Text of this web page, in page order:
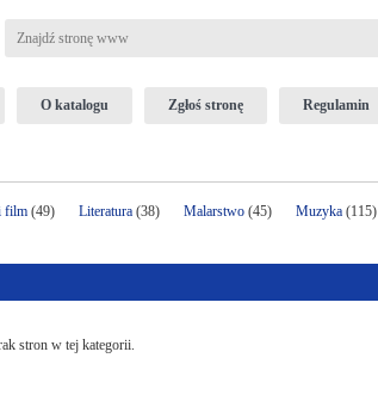
O katalogu Zgłoś stronę Regulamin
film (49) Literatura (38) Malarstwo (45) Muzyka (115)
stron w tej kategorii.